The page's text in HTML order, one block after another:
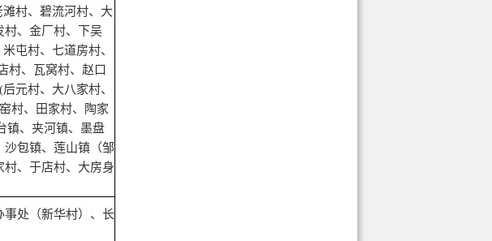
村、碧流河村、大
村、金厂村、下吴
屯村、七道房村、
村、瓦窝村、赵口
元村、大八家村、
村、田家村、陶家
镇、夹河镇、墨盘
沙包镇、莲山镇（邹
村、于店村、大房身
事处（新华村）、长